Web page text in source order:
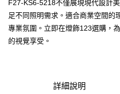
AFTEE先享後付
相關說明
１．簡單：不需註冊會員、不需綁卡、
２．便利：只要手機號碼，簡訊認證，
F27-KS6-5218不僅展現現代設計
足不同照明需求。適合商業空間的
專業氛圍。立即在燈飾123選購，
的視覺享受。
詳細說明